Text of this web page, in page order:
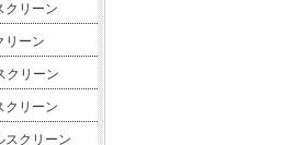
クリーン
リーン
クリーン
クリーン
スクリーン